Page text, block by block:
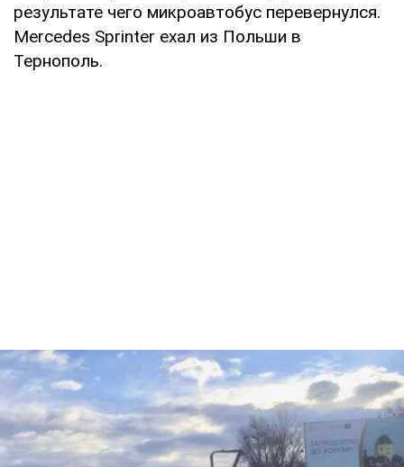
результате чего микроавтобус перевернулся.
Mercedes Sprinter ехал из Польши в
Тернополь.